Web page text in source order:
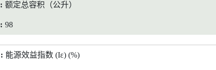
额定总容积（公升）
98
能源效益指数 (Iε) (%)